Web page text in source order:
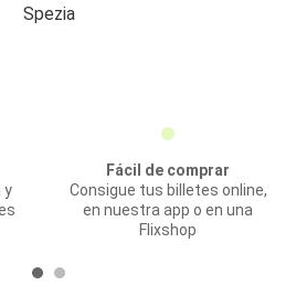
Spezia
y
Fácil de comprar
Consigue tus billetes online,
en nuestra app o en una
Flixshop